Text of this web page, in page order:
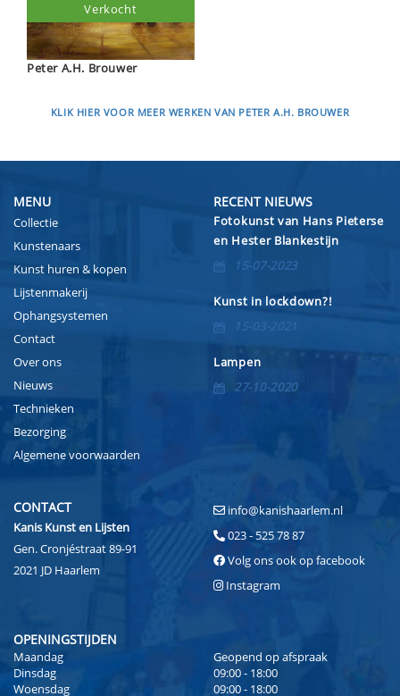
Peter A.H. Brouwer
Verkocht
KLIK HIER VOOR MEER WERKEN VAN PETER A.H. BROUWER
MENU
Collectie
Kunstenaars
Kunst huren & kopen
Lijstenmakerij
Ophangsystemen
Contact
Over ons
Nieuws
Technieken
Bezorging
Algemene voorwaarden
RECENT NIEUWS
Fotokunst van Hans Pieterse
en Hester Blankestijn
15-07-2023
Kunst in lockdown?!
15-03-2021
Lampen
27-10-2020
CONTACT
Kanis Kunst en Lijsten
Gen. Cronjéstraat 89-91
2021 JD Haarlem
info@kanishaarlem.nl
023 - 525 78 87
Volg ons ook op facebook
Instagram
OPENINGSTIJDEN
Maandag
Geopend op afspraak
Dinsdag
09:00 - 18:00
Woensdag
09:00 - 18:00